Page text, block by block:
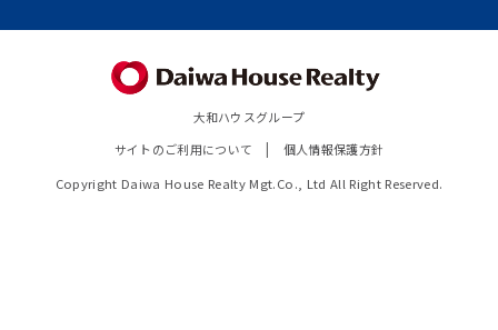
大和ハウスグループ
サイトのご利用について
個人情報保護方針
Copyright Daiwa House Realty Mgt.Co., Ltd All Right Reserved.